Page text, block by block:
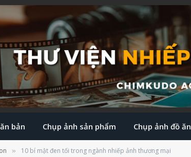
bản Chụp ảnh sản phẩm Chụp ảnh đồ ăn
» 10 bí mật đen tối trong ngành nhiếp ảnh thương mại